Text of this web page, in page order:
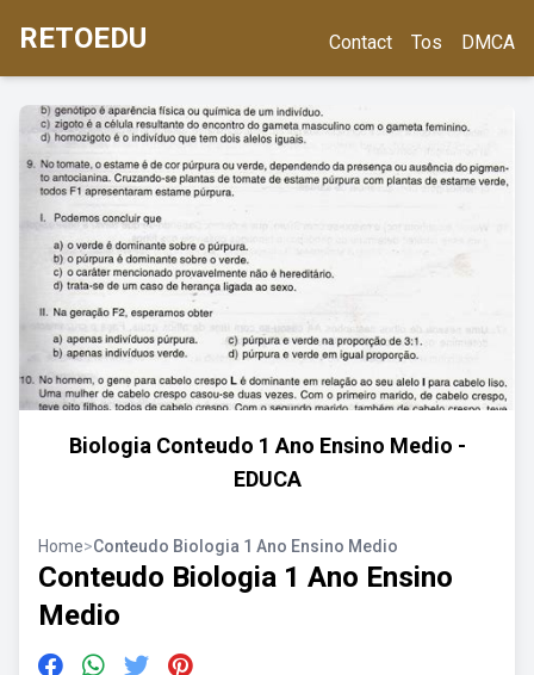
RETOEDU Contact Tos DMCA
Biologia Conteudo 1 Ano Ensino Medio -
EDUCA
Home>Conteudo Biologia 1 Ano Ensino Medio
Conteudo Biologia 1 Ano Ensino
Medio